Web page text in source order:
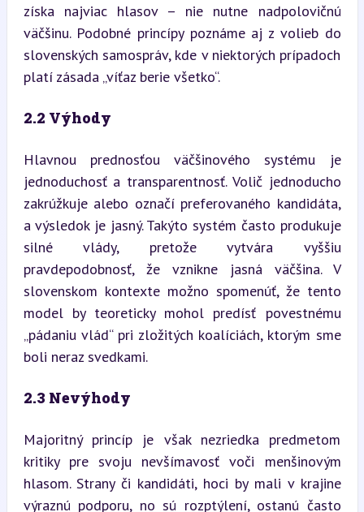
získa najviac hlasov – nie nutne nadpolovičnú
väčšinu. Podobné princípy poznáme aj z volieb do
slovenských samospráv, kde v niektorých prípadoch
platí zásada „víťaz berie všetko“.
2.2 Výhody
Hlavnou prednosťou väčšinového systému je
jednoduchosť a transparentnosť. Volič jednoducho
zakrúžkuje alebo označí preferovaného kandidáta,
a výsledok je jasný. Takýto systém často produkuje
silné vlády, pretože vytvára vyššiu
pravdepodobnosť, že vznikne jasná väčšina. V
slovenskom kontexte možno spomenúť, že tento
model by teoreticky mohol predísť povestnému
„pádaniu vlád“ pri zložitých koalíciách, ktorým sme
boli neraz svedkami.
2.3 Nevýhody
Majoritný princíp je však nezriedka predmetom
kritiky pre svoju nevšímavosť voči menšinovým
hlasom. Strany či kandidáti, hoci by mali v krajine
výraznú podporu, no sú rozptýlení, ostanú často